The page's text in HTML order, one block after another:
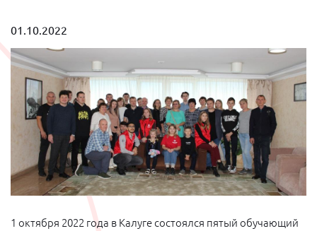
01.10.2022
1 октября 2022 года в Калуге состоялся пятый обучающий